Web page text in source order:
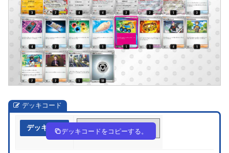
デッキコード
デッキ作成 88YKGx-BBIBH8-48Dc8Y
デッキコードをコピーする。